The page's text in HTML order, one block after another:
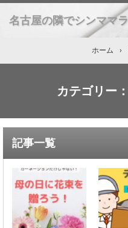
名古屋の隣でシンママ
ホーム ›
カテゴリー
記事一覧